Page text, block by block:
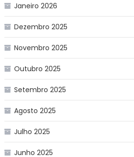
Janeiro 2026
Dezembro 2025
Novembro 2025
Outubro 2025
Setembro 2025
Agosto 2025
Julho 2025
Junho 2025